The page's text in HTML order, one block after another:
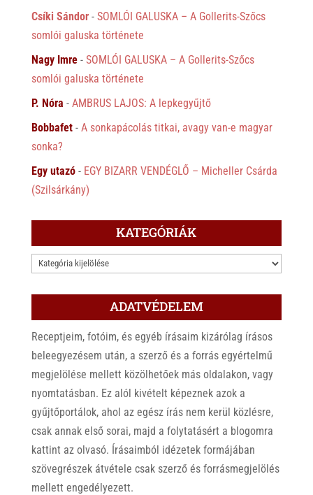
Csíki Sándor- SOMLÓI GALUSKA – A Gollerits-Szőcs
somlói galuska története
Nagy Imre- SOMLÓI GALUSKA – A Gollerits-Szőcs
somlói galuska története
P. Nóra - AMBRUS LAJOS: A lepkegyűjtő
Bobbafet- A sonkapácolás titkai, avagy van-e magyar
sonka?
Egy utazó- EGY BIZARR VENDÉGLŐ – Micheller Csárda
(Szilsárkány)
KATEGÓRIÁK
KATEGÓRIÁK
ADATVÉDELEM
Receptjeim, fotóim, és egyéb írásaim kizárólag írásos
beleegyezésem után, a szerző és a forrás egyértelmű
megjelölése mellett közölhetőek más oldalakon, vagy
nyomtatásban. Ez alól kivételt képeznek azok a
gyűjtőportálok, ahol az egész írás nem kerül közlésre,
csak annak első sorai, majd a folytatásért a blogomra
kattint az olvasó. Írásaimból idézetek formájában
szövegrészek átvétele csak szerző és forrásmegjelölés
mellett engedélyezett.